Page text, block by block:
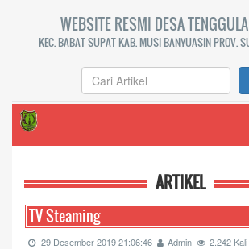
WEBSITE RESMI DESA
KEC. BABAT SUPAT KAB. MUSI BANYUASIN PROV.
ARTIKEL
TV Steaming
29 Desember 2019 21:06:46 Admin 2.242